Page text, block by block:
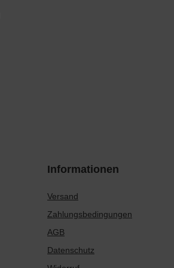
Informationen
Versand
Zahlungsbedingungen
AGB
Datenschutz